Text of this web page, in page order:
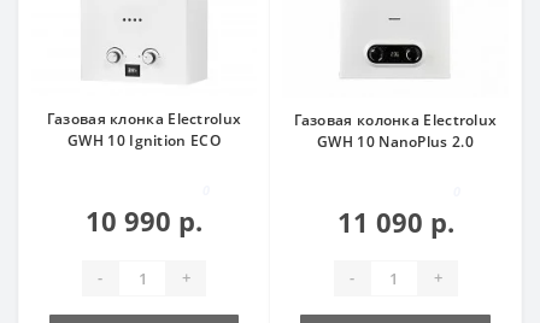
Газовая клонка Electrolux
GWH 10 Ignition ECO
10 990 р.
- +
Газовая колонка Electrolux
GWH 10 NanoPlus 2.0
11 090 р.
- +